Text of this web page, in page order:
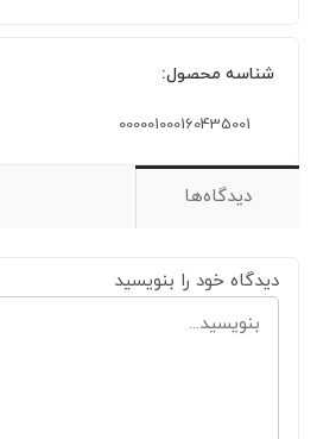
شناسه محصول:
000001000160435001
دیدگاه‌ها
دیدگاه خود را بنویسید